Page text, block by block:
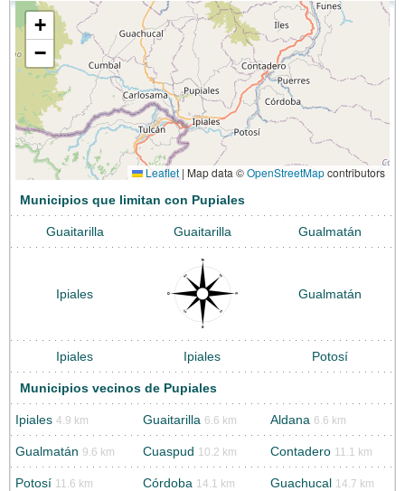
+
−
Leaflet | Map data ©OpenStreetMapcontributors
Municipios que limitan con Pupiales
Guaitarilla Guaitarilla Gualmatán
Ipiales Gualmatán
Ipiales Ipiales Potosí
Municipios vecinos de Pupiales
Ipiales 4.9 km Guaitarilla 6.6 km Aldana 6.6 km
Gualmatán 9.6 km Cuaspud 10.2 km Contadero 11.1 km
Potosí 11.6 km Córdoba 14.1 km Guachucal 14.7 km